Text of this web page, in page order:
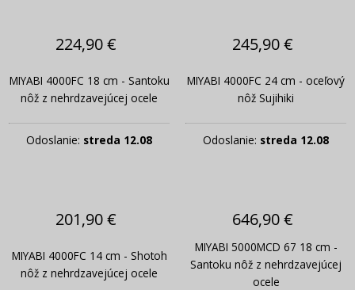
224,90 €
MIYABI 4000FC 18 cm - Santoku
nôž z nehrdzavejúcej ocele
Odoslanie: streda 12.08
245,90 €
MIYABI 4000FC 24 cm - oceľový
nôž Sujihiki
Odoslanie: streda 12.08
201,90 €
MIYABI 4000FC 14 cm - Shotoh
nôž z nehrdzavejúcej ocele
646,90 €
MIYABI 5000MCD 67 18 cm -
Santoku nôž z nehrdzavejúcej
ocele